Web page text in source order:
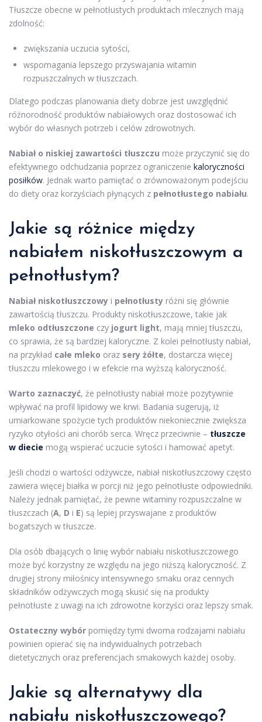
Tłuszcze obecne w pełnotłustych produktach mlecznych mają
zdolność:
zwiększania uczucia sytości,
wspomagania lepszego przyswajania witamin
rozpuszczalnych w tłuszczach.
Dlatego podczas planowania diety dobrze jest uwzględnić
różnorodność produktów nabiałowych oraz dostosować ich
wybór do własnych potrzeb i celów zdrowotnych.
Nabiał o niskiej zawartości tłuszczu może przyczynić się do
efektywnego odchudzania poprzez ograniczenie kaloryczności
posiłków. Jednak warto pamiętać o zrównoważonym podejściu
do diety oraz korzyściach płynących z pełnotłustego nabiału.
Jakie są różnice między
nabiałem niskotłuszczowym a
pełnotłustym?
Nabiał niskotłuszczowy i pełnotłusty różni się głównie
zawartością tłuszczu. Produkty niskotłuszczowe, takie jak
mleko odtłuszczone czy jogurt light, mają mniej tłuszczu,
co sprawia, że są bardziej kaloryczne. Z kolei pełnotłusty nabiał,
na przykład całe mleko oraz sery żółte, dostarcza więcej
tłuszczu mlekowego i w efekcie ma wyższą kaloryczność.
Warto zaznaczyć, że pełnotłusty nabiał może pozytywnie
wpływać na profil lipidowy we krwi. Badania sugerują, iż
umiarkowane spożycie tych produktów niekoniecznie zwiększa
ryzyko otyłości ani chorób serca. Wręcz przeciwnie – tłuszcze
w diecie mogą wspierać uczucie sytości i hamować apetyt.
Jeśli chodzi o wartości odżywcze, nabiał niskotłuszczowy często
zawiera więcej białka w porcji niż jego pełnotłuste odpowiedniki.
Należy jednak pamiętać, że pewne witaminy rozpuszczalne w
tłuszczach (A, D i E) są lepiej przyswajane z produktów
bogatszych w tłuszcze.
Dla osób dbających o linię wybór nabiału niskotłuszczowego
może być korzystny ze względu na jego niższą kaloryczność. Z
drugiej strony miłośnicy intensywnego smaku oraz cennych
składników odżywczych mogą skusić się na produkty
pełnotłuste z uwagi na ich zdrowotne korzyści oraz lepszy smak.
Ostateczny wybór pomiędzy tymi dwoma rodzajami nabiału
powinien opierać się na indywidualnych potrzebach
dietetycznych oraz preferencjach smakowych każdej osoby.
Jakie są alternatywy dla
nabiału niskotłuszczowego?